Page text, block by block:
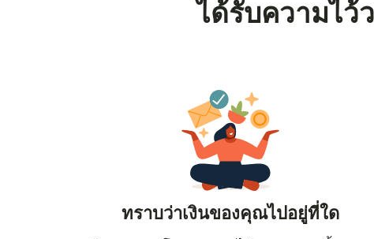
ได้รับความไว้
ทราบว่าเงินของคุณไปอยู่ที่ใด